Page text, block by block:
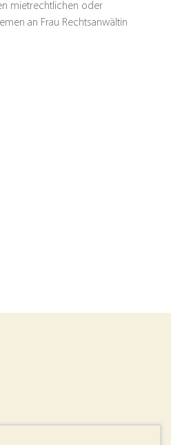
mietrechtlichen oder
an Frau Rechtsanwältin